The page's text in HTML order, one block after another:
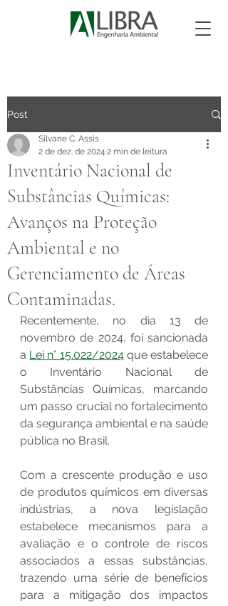
Post
Inventário Nacional de
Substâncias Químicas:
Avanços na Proteção
Ambiental e no
Gerenciamento de Áreas
Contaminadas.
Silvane C. Assis
2 de dez. de 2024 2 min de leitura
Recentemente, no dia 13 de
novembro de 2024, foi sancionada
a Lei n° 15.022/2024 que estabelece
o Inventário Nacional de
Substâncias Químicas, marcando
um passo crucial no fortalecimento
da segurança ambiental e na saúde
pública no Brasil.
Com a crescente produção e uso
de produtos químicos em diversas
indústrias, a nova legislação
estabelece mecanismos para a
avaliação e o controle de riscos
associados a essas substâncias,
trazendo uma série de benefícios
para a mitigação dos impactos